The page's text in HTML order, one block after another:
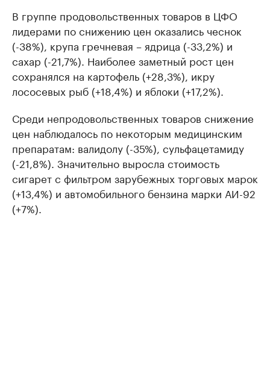
В группе продовольственных товаров в ЦФО
лидерами по снижению цен оказались чеснок
(-38%), крупа гречневая – ядрица (-33,2%) и
сахар (-21,7%). Наиболее заметный рост цен
сохранялся на картофель (+28,3%), икру
лососевых рыб (+18,4%) и яблоки (+17,2%).
Среди непродовольственных товаров снижение
цен наблюдалось по некоторым медицинским
препаратам: валидолу (-35%), сульфацетамиду
(-21,8%). Значительно выросла стоимость
сигарет с фильтром зарубежных торговых марок
(+13,4%) и автомобильного бензина марки АИ-92
(+7%).